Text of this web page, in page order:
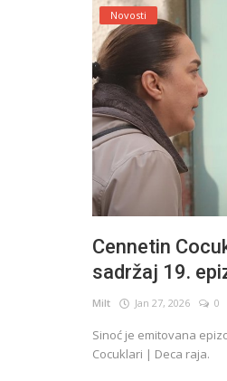
Novosti
Cennetin
sadržaj 19.
Milt Jan 27, 2026 0
Sinoć je emitovana
Cocuklari | Deca raja.